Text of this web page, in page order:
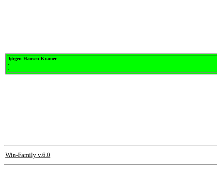
Jørgen Hansen Kramer
-
-
Win-Family v.6.0